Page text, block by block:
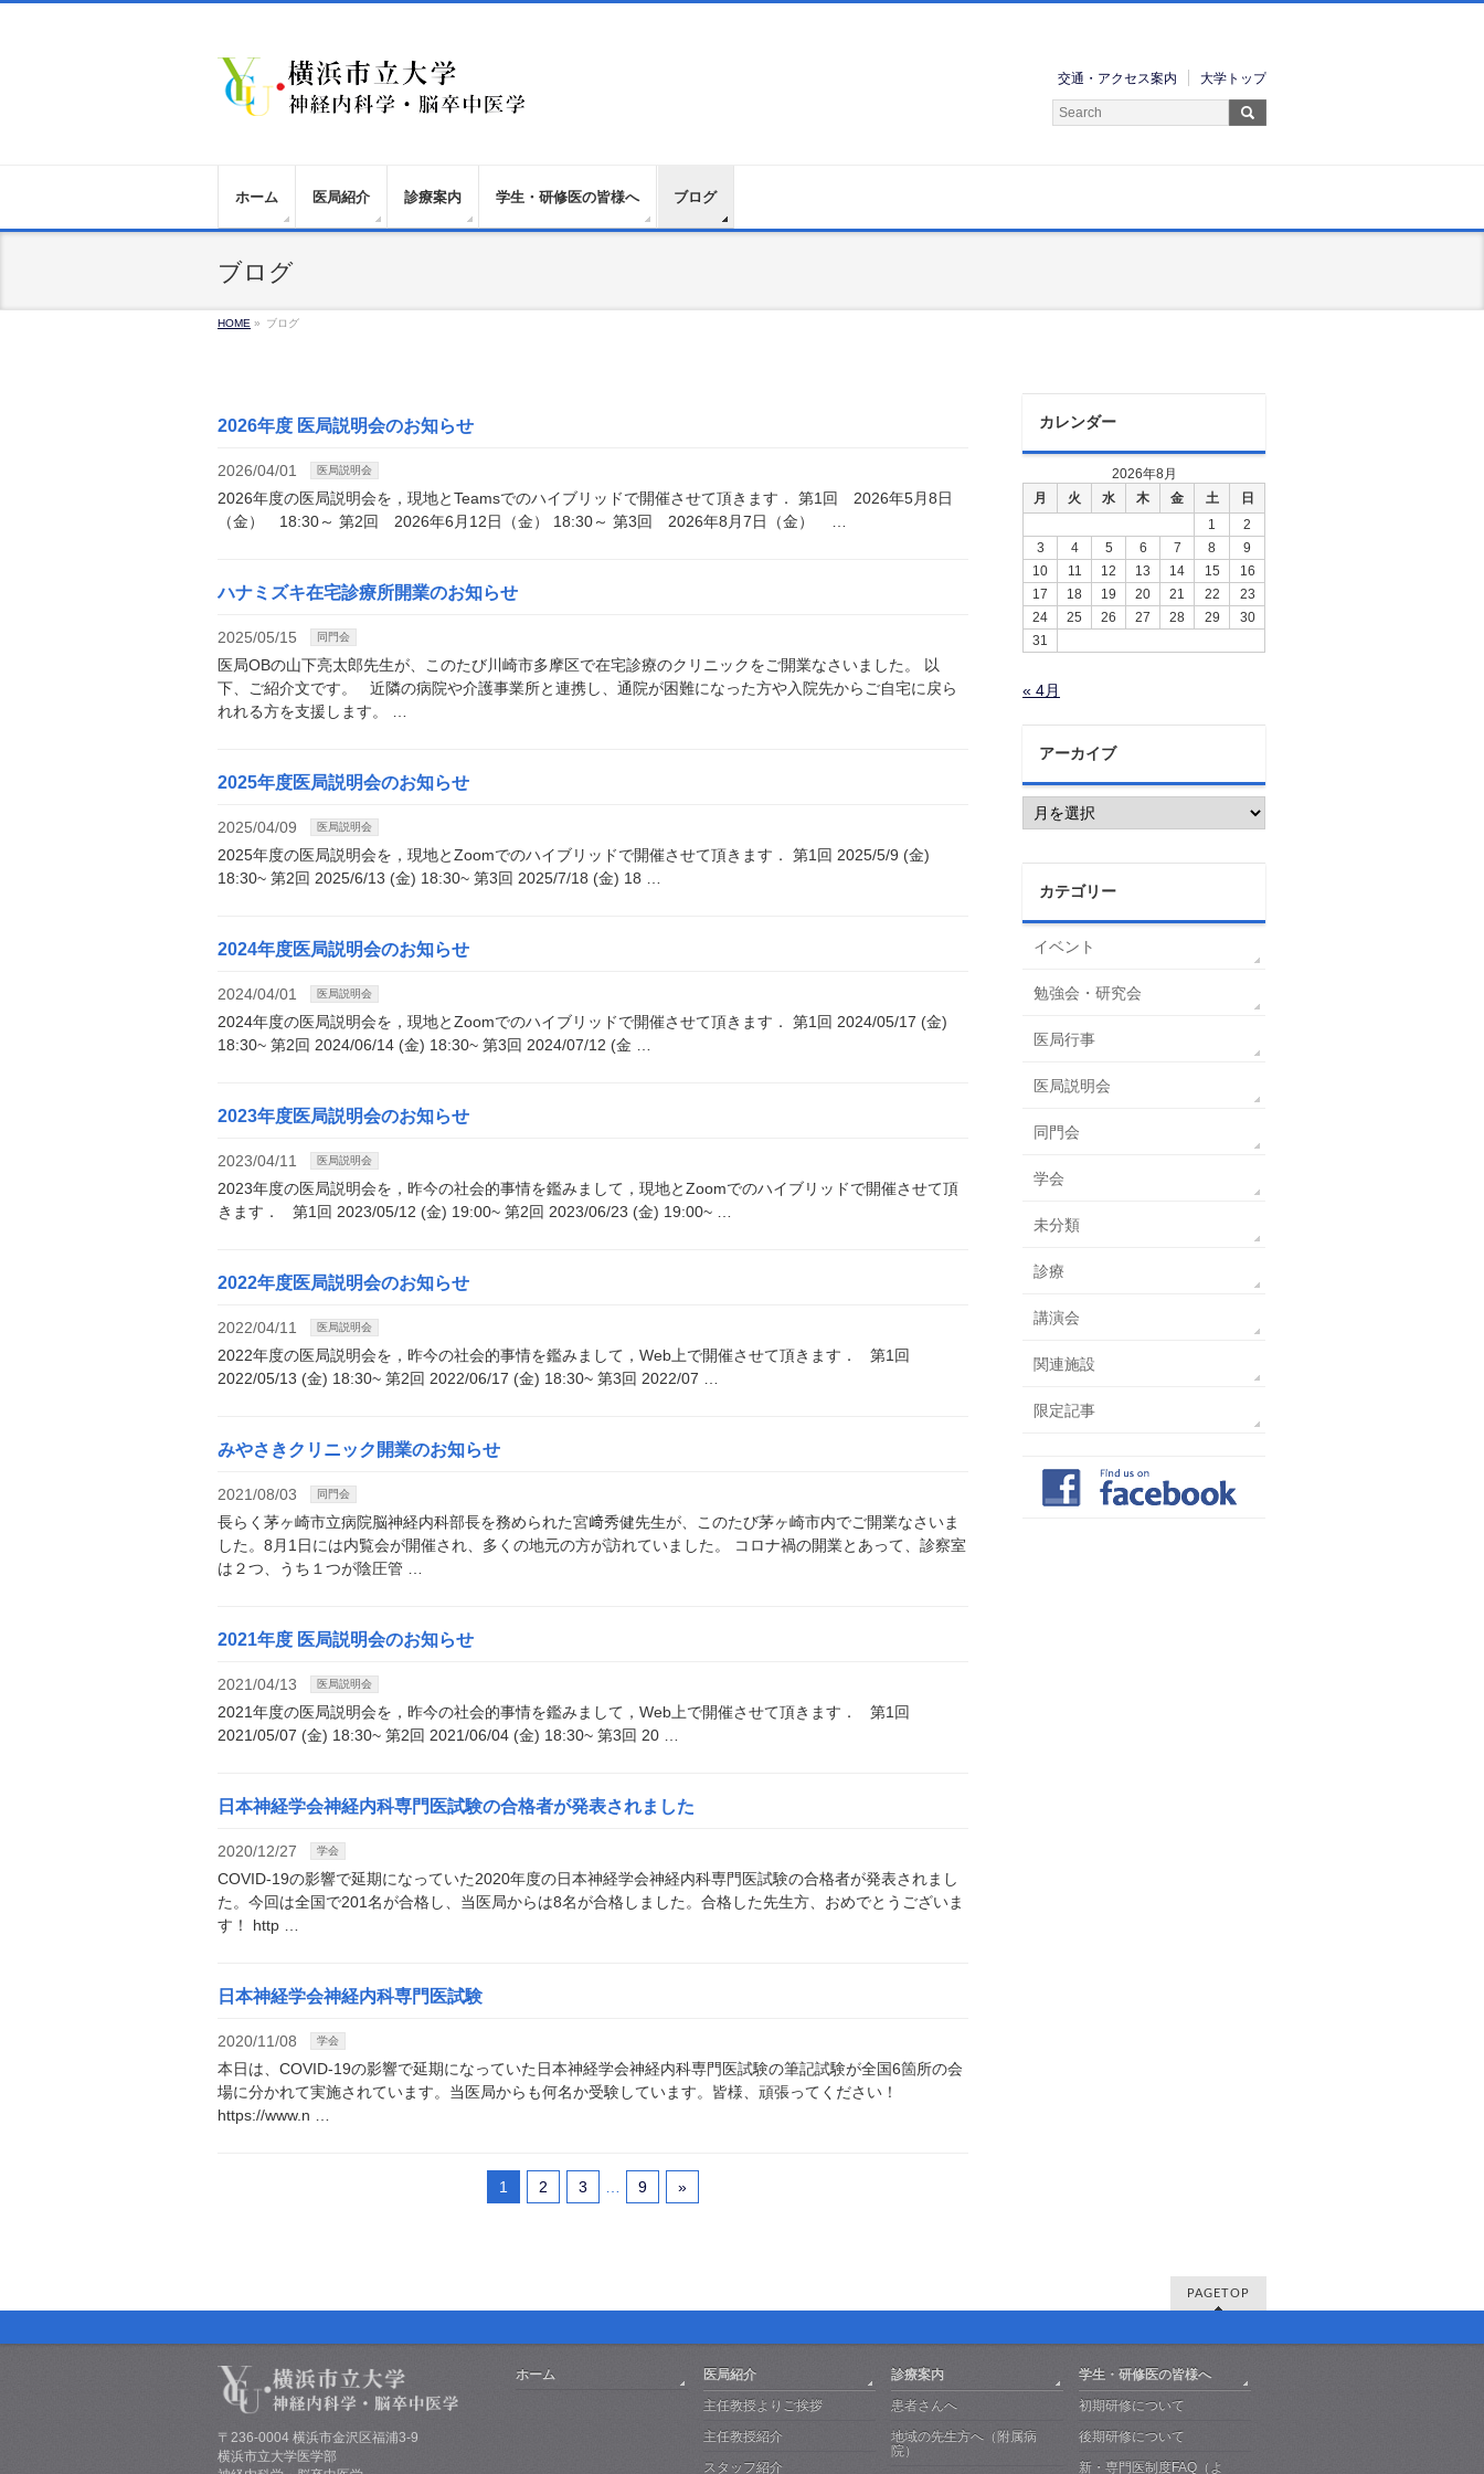
交通・アクセス案内 大学トップ
ホーム 医局紹介 診療案内 学生・研修医の皆様へ ブログ
ブログ
HOME » ブログ
2026年度 医局説明会のお知らせ
2026/04/01 医局説明会
2026年度の医局説明会を，現地とTeamsでのハイブリッドで開催させて頂きます． 第1回 2026年5月8日
（金） 18:30～ 第2回 2026年6月12日（金） 18:30～ 第3回 2026年8月7日（金） …
ハナミズキ在宅診療所開業のお知らせ
2025/05/15 同門会
医局OBの山下亮太郎先生が、このたび川崎市多摩区で在宅診療のクリニックをご開業なさいました。 以
下、ご紹介文です。 近隣の病院や介護事業所と連携し、通院が困難になった方や入院先からご自宅に戻ら
れれる方を支援します。 …
2025年度医局説明会のお知らせ
2025/04/09 医局説明会
2025年度の医局説明会を，現地とZoomでのハイブリッドで開催させて頂きます． 第1回 2025/5/9 (金)
18:30~ 第2回 2025/6/13 (金) 18:30~ 第3回 2025/7/18 (金) 18 …
2024年度医局説明会のお知らせ
2024/04/01 医局説明会
2024年度の医局説明会を，現地とZoomでのハイブリッドで開催させて頂きます． 第1回 2024/05/17 (金)
18:30~ 第2回 2024/06/14 (金) 18:30~ 第3回 2024/07/12 (金 …
2023年度医局説明会のお知らせ
2023/04/11 医局説明会
2023年度の医局説明会を，昨今の社会的事情を鑑みまして，現地とZoomでのハイブリッドで開催させて頂
きます． 第1回 2023/05/12 (金) 19:00~ 第2回 2023/06/23 (金) 19:00~ …
2022年度医局説明会のお知らせ
2022/04/11 医局説明会
2022年度の医局説明会を，昨今の社会的事情を鑑みまして，Web上で開催させて頂きます． 第1回
2022/05/13 (金) 18:30~ 第2回 2022/06/17 (金) 18:30~ 第3回 2022/07 …
みやさきクリニック開業のお知らせ
2021/08/03 同門会
長らく茅ヶ崎市立病院脳神経内科部長を務められた宮﨑秀健先生が、このたび茅ヶ崎市内でご開業なさいま
した。8月1日には内覧会が開催され、多くの地元の方が訪れていました。 コロナ禍の開業とあって、診察室
は２つ、うち１つが陰圧管 …
2021年度 医局説明会のお知らせ
2021/04/13 医局説明会
2021年度の医局説明会を，昨今の社会的事情を鑑みまして，Web上で開催させて頂きます． 第1回
2021/05/07 (金) 18:30~ 第2回 2021/06/04 (金) 18:30~ 第3回 20 …
日本神経学会神経内科専門医試験の合格者が発表されました
2020/12/27 学会
COVID-19の影響で延期になっていた2020年度の日本神経学会神経内科専門医試験の合格者が発表されまし
た。今回は全国で201名が合格し、当医局からは8名が合格しました。合格した先生方、おめでとうございま
す！ http …
日本神経学会神経内科専門医試験
2020/11/08 学会
本日は、COVID-19の影響で延期になっていた日本神経学会神経内科専門医試験の筆記試験が全国6箇所の会
場に分かれて実施されています。当医局からも何名か受験しています。皆様、頑張ってください！
https://www.n …
1 2 3 9 »
カレンダー
2026年8月
月
火 水 木 金 土
日
1
2
3
4 5 6 7 8
9
10
11 12 13 14 15
16
17
18 19 20 21 22
23
24
25 26 27 28 29
30
31
« 4月
アーカイブ
ア
ー
イ
カテゴリー
イベント
勉強会・研究会
医局行事
医局説明会
同門会
学会
未分類
診療
講演会
関連施設
限定記事
PAGETOP
〒236-0004 横浜市金沢区福浦3-9
横浜市立大学医学部
ホーム
医局紹介
主任教授よりご挨拶
主任教授紹介
スタッフ紹介
診療案内
患者さんへ
地域の先生方へ（附属病
院）
学生・研修医の皆様へ
初期研修について
後期研修について
新・専門医制度FAQ（よ